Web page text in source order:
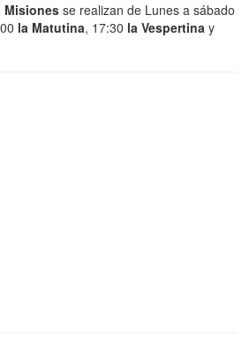
Misiones se realizan de Lunes a sábado
la Matutina, 17:30 la Vespertina y